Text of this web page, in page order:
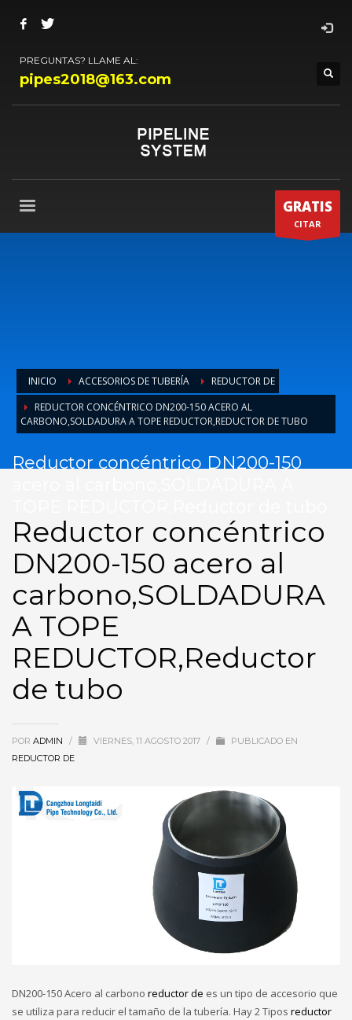
PREGUNTAS? LLAME AL:
pipes2018@163.com
GRATIS
CITAR
INICIO ACCESORIOS DE TUBERÍA
REDUCTOR DE
REDUCTOR CONCÉNTRICO DN200-150 ACERO AL
CARBONO,SOLDADURA A TOPE REDUCTOR,REDUCTOR DE TUBO
Reductor concéntrico DN200-150
Reductor concéntrico
DN200-150 acero al
carbono,SOLDADURA
A TOPE
REDUCTOR,Reductor
de tubo
POR ADMIN / VIERNES, 11 AGOSTO 2017 /
PUBLICADO EN
REDUCTOR DE
DN200-150 Acero al carbono reductor de es un tipo de accesorio que
se utiliza para reducir el tamaño de la tubería. Hay 2 Tipos reductor